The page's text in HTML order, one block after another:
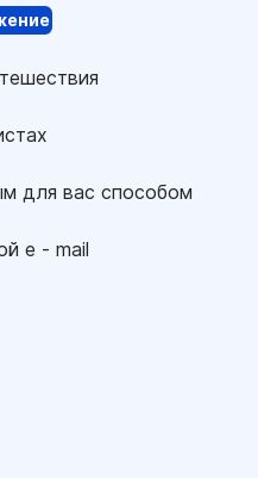
для вас способом
e - mail